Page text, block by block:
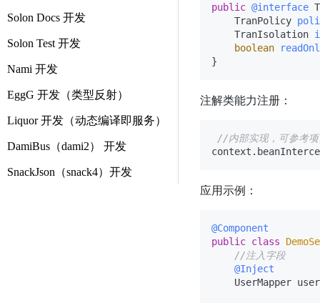
Solon Docs 开发
Solon Test 开发
Nami 开发
EggG 开发（类型反射）
Liquor 开发（动态编译即服务）
DamiBus（dami2） 开发
SnackJson（snack4）开发
public @interface
    TranPolicy
    TranIsolation
boolean
注解类能力注册：
//内部实现，可参考项
应用示例：
@Component
public class
//注入字段
@Inject
UserMapper